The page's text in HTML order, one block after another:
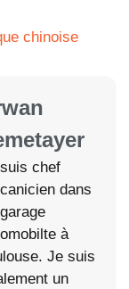
chinoise
chef
dans
à
Je suis
un